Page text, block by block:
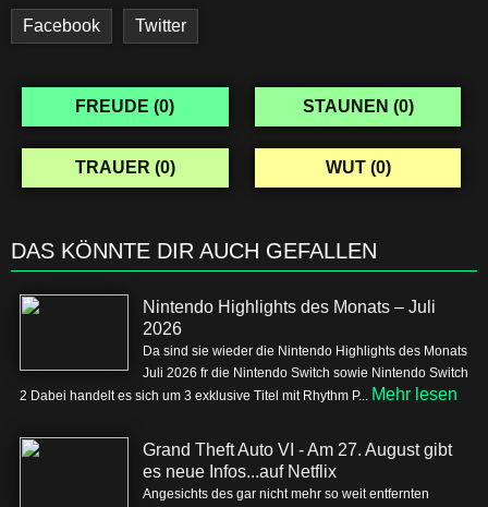
Facebook Twitter
FREUDE (0) STAUNEN (0)
TRAUER (0) WUT (0)
DAS KÖNNTE DIR AUCH GEFALLEN
Nintendo Highlights des Monats – Juli
2026
Da sind sie wieder die Nintendo Highlights des Monats
Juli 2026 fr die Nintendo Switch sowie Nintendo Switch
2 Dabei handelt es sich um 3 exklusive Titel mit Rhythm P... Mehr lesen
Grand Theft Auto VI - Am 27. August gibt
es neue Infos...auf Netflix
Angesichts des gar nicht mehr so weit entfernten